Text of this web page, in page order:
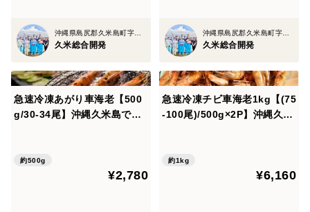
②必ず、クレジットカード払いを選択して下さい。
③ヤマト発送通知メールのお届け日は、お客様のご指定
日ご指定時間と相違がある場合がございます。お客様ご
指定のお日にちお時間が、正確なお届け日とお時間で
④お届け指定日、お届け指定時間にお受け取りになられ
久米総合開発 久米総合開発
急速冷凍あがり車海老【500
g/30-34尾】沖縄久米島で育
m】【加熱調理用】【クール
約500g
¥2,780
急速冷凍チビ車海老1kg【(75
-100尾)/500g×2P】沖縄久米
小サイズ/約7cm】【加熱調理
約1kg
¥6,160